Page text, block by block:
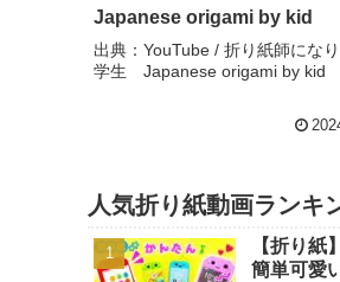
Japanese origami by kid
出典：YouTube / 折り紙師にな
学生 Japanese origami by kid
人気折り紙動画ランキ
【折り
簡単可愛